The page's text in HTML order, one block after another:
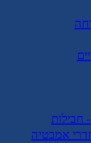
חבילות
אמבטיה